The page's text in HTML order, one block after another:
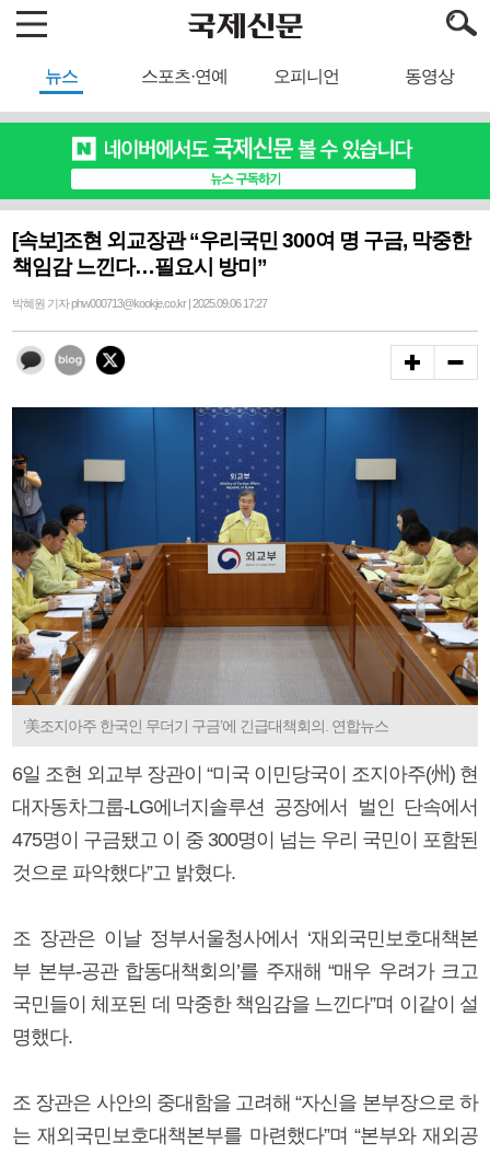
뉴스 스포츠·연예 오피니언 동영상
[속보]조현 외교장관 “우리국민 300여 명 구금, 막중한
책임감 느낀다…필요시 방미”
박혜원 기자 phw000713@kookje.co.kr | 2025.09.06 17:27
‘美조지아주 한국인 무더기 구금’에 긴급대책회의. 연합뉴스
6일 조현 외교부 장관이 “미국 이민당국이 조지아주(州) 현
대자동차그룹-LG에너지솔루션 공장에서 벌인 단속에서
475명이 구금됐고 이 중 300명이 넘는 우리 국민이 포함된
것으로 파악했다”고 밝혔다.
조 장관은 이날 정부서울청사에서 ‘재외국민보호대책본
부 본부-공관 합동대책회의’를 주재해 “매우 우려가 크고
국민들이 체포된 데 막중한 책임감을 느낀다”며 이같이 설
명했다.
조 장관은 사안의 중대함을 고려해 “자신을 본부장으로 하
는 재외국민보호대책본부를 마련했다”며 “본부와 재외공